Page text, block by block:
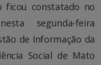
ficou constatado no
segunda-feira
de Informação da
Social de Mato